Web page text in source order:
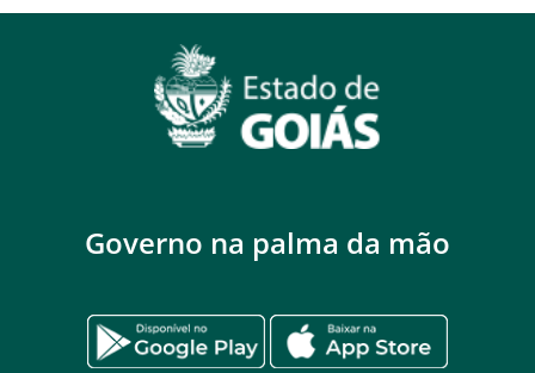
Governo na palma da mão